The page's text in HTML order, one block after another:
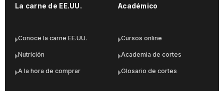
La carne de EE.UU.
Conoce la carne EE.UU.
Nutrición
A la hora de comprar
Académico
Cursos online
Academia de cortes
Glosario de cortes